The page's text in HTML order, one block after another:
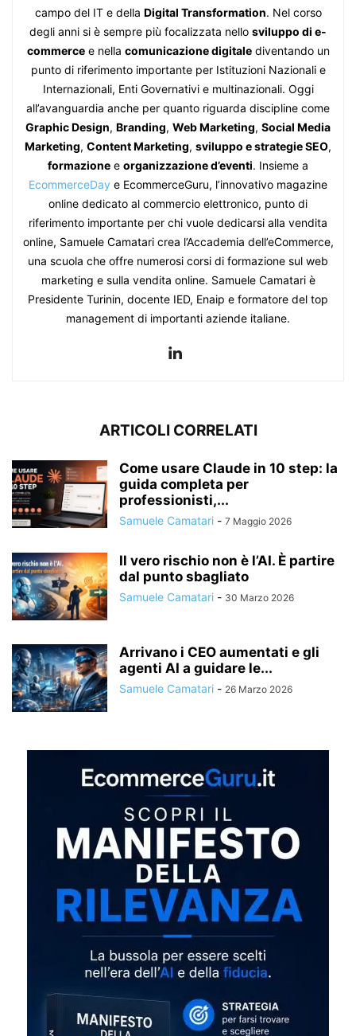
campo del IT e della Digital Transformation. Nel corso
degli anni si è sempre più focalizzata nello sviluppo di e-
commercee nella comunicazione digitalediventando un
punto di riferimento importante per Istituzioni Nazionali e
Internazionali, Enti Governativi e multinazionali. Oggi
all’avanguardia anche per quanto riguarda discipline come
Graphic Design, Branding, Web Marketing, Social Media
Marketing, Content Marketing, sviluppo e strategie SEO,
formazione e organizzazione d’eventi. Insieme a
EcommerceDay e EcommerceGuru, l’innovativo magazine
online dedicato al commercio elettronico, punto di
riferimento importante per chi vuole dedicarsi alla vendita
online, Samuele Camatari crea l’Accademia dell’eCommerce,
una scuola che offre numerosi corsi di formazione sul web
marketing e sulla vendita online. Samuele Camatari è
Presidente Turinin, docente IED, Enaip e formatore del top
management di importanti aziende italiane.
ARTICOLI CORRELATI
Come usare Claude in 10 step: la
guida completa per
professionisti,...
Samuele Camatari - 7 Maggio 2026
Il vero rischio non è l’AI. È partire
dal punto sbagliato
Samuele Camatari - 30 Marzo 2026
Arrivano i CEO aumentati e gli
agenti AI a guidare le...
Samuele Camatari - 26 Marzo 2026